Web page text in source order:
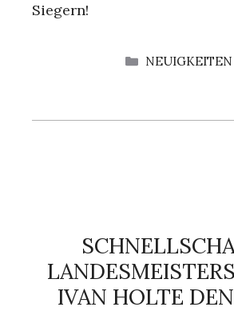
Siegern!
KATEGORIEN
NEUIGKEITEN
IVAN HOLTE